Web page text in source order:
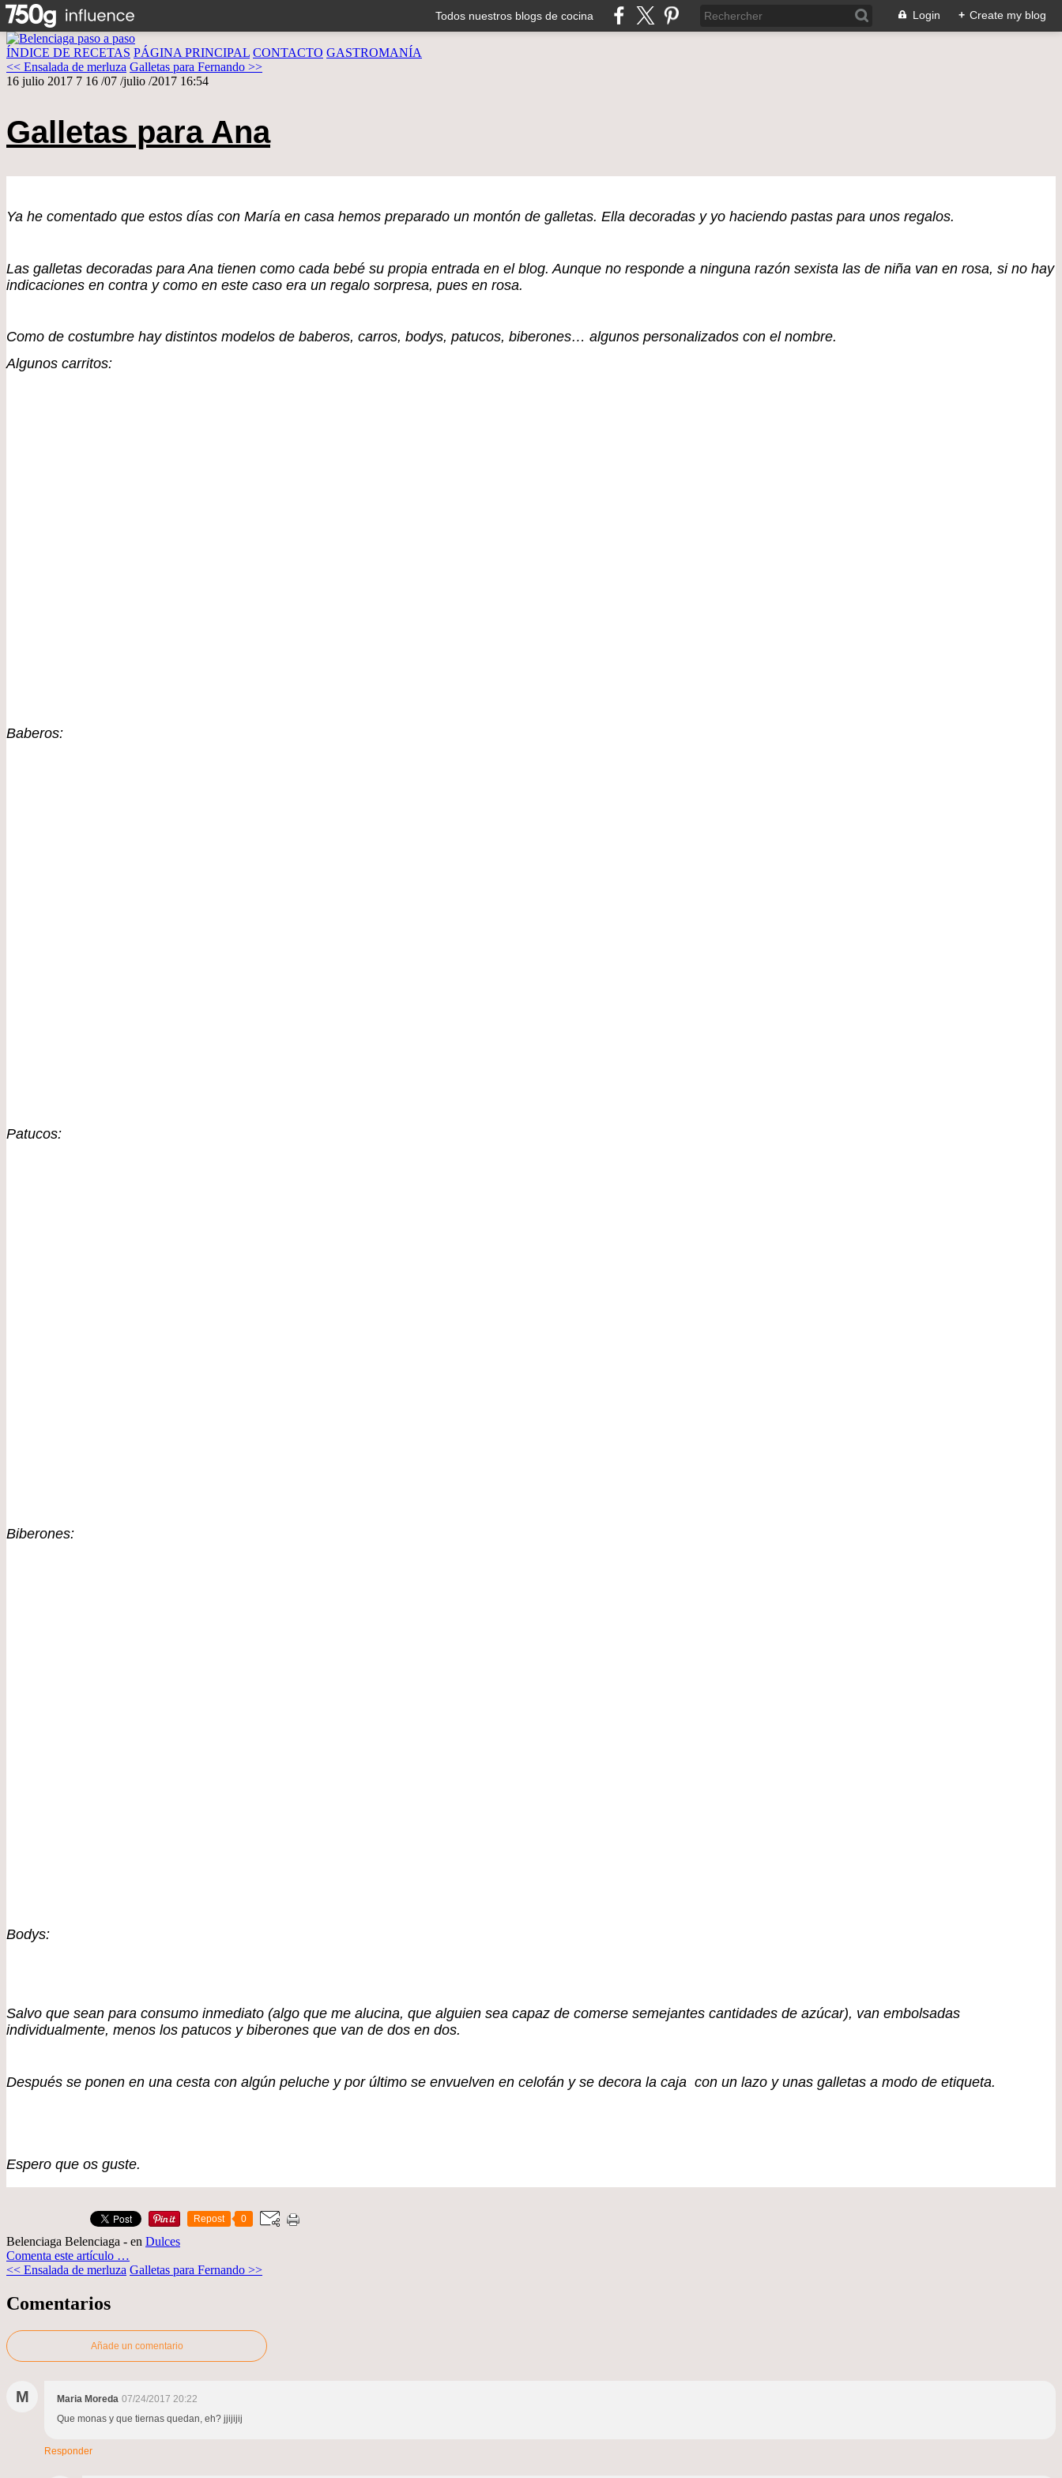
Todos nuestros blogs de cocina Login + Create my blog
ÍNDICE DE RECETAS PÁGINA PRINCIPAL CONTACTO GASTROMANÍA
<< Ensalada de merluza Galletas para Fernando >>
16 julio 2017 7 16 /07 /julio /2017 16:54
Galletas para Ana
Ya he comentado que estos días con María en casa hemos preparado un montón de galletas. Ella decoradas y yo haciendo pastas para unos regalos.
Las galletas decoradas para Ana tienen como cada bebé su propia entrada en el blog. Aunque no responde a ninguna razón sexista las de niña van en rosa, si no hay
indicaciones en contra y como en este caso era un regalo sorpresa, pues en rosa.
Como de costumbre hay distintos modelos de baberos, carros, bodys, patucos, biberones… algunos personalizados con el nombre.
Algunos carritos:
Baberos:
Patucos:
Biberones:
Bodys:
Salvo que sean para consumo inmediato (algo que me alucina, que alguien sea capaz de comerse semejantes cantidades de azúcar), van embolsadas
individualmente, menos los patucos y biberones que van de dos en dos.
Después se ponen en una cesta con algún peluche y por último se envuelven en celofán y se decora la caja con un lazo y unas galletas a modo de etiqueta.
Espero que os guste.
Repost 0
Belenciaga Belenciaga - en Dulces
Comenta este artículo …
<< Ensalada de merluza Galletas para Fernando >>
Comentarios
Añade un comentario
M Maria Moreda 07/24/2017 20:22
Que monas y que tiernas quedan, eh? jjijijij
Responder